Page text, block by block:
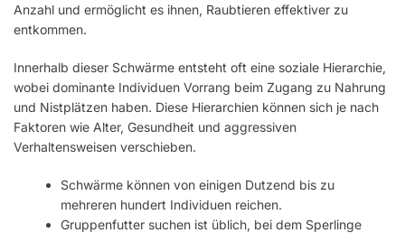
Anzahl und ermöglicht es ihnen, Raubtieren effektiver zu
entkommen.
Innerhalb dieser Schwärme entsteht oft eine soziale Hierarchie,
wobei dominante Individuen Vorrang beim Zugang zu Nahrung
und Nistplätzen haben. Diese Hierarchien können sich je nach
Faktoren wie Alter, Gesundheit und aggressiven
Verhaltensweisen verschieben.
Schwärme können von einigen Dutzend bis zu
mehreren hundert Individuen reichen.
Gruppenfutter suchen ist üblich, bei dem Sperlinge